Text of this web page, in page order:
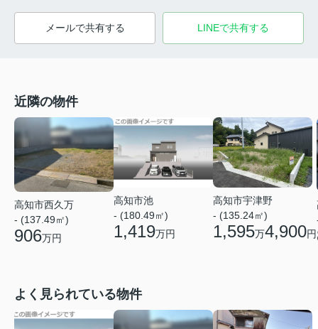
メールで共有する LINEで共有する
近隣の物件
高知市西久万
- (137.49㎡)
906万円
高知市池
- (180.49㎡)
1,419万円
高知市宇津野
- (135.24㎡)
1,595万4,900円
よく見られている物件